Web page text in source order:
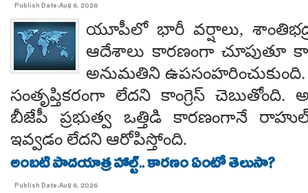
Publish Date:Aug 6, 2026
యూపీలో భారీ వర్షాలు,
ఆదేశాలు కారణంగా చూపుతూ
అనుమతిని
సంతృప్తికరంగా లేదని కాంగ్రెస్ చెబుతోంది.
బీజేపీ ప్రభుత్వ ఒత్తిడి కారణంగానే
ఇవ్వడం లేదని ఆరోపిస్తోంది.
అంబటి పాదయాత్ర హాల్ట్.. కారణం ఏంటో తెలుసా?
Publish Date:Aug 6, 2026